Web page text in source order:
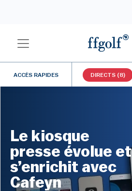
ACCÈS RAPIDES DIRECTS (8)
Le kiosque
presse évolue et
s’enrichit avec
Cafeyn